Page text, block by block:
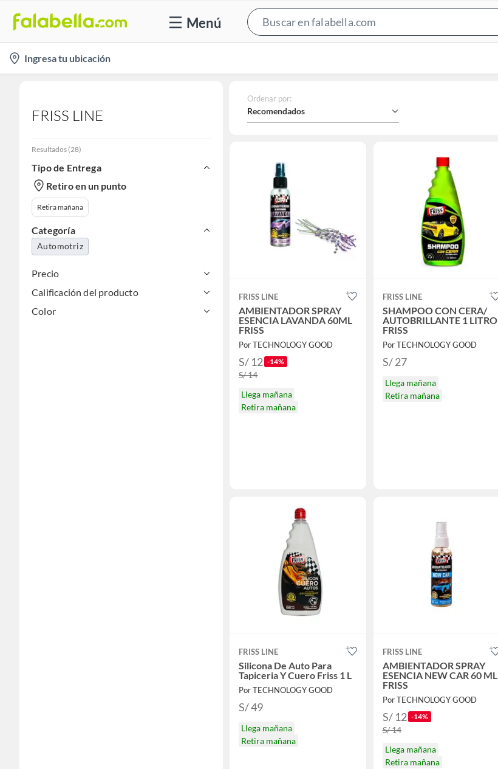
Menú
Bar
location-
icon
Ingresa tu ubicación
FRISS LINE
Resultados (28)
Tipo de Entrega
Retiro en un punto
Retira mañana
Categoría
Automotriz
Precio
Calificación del producto
Color
Ordenar por:
Recomendados
FRISS LINE
AMBIENTADOR SPRAY
ESENCIA LAVANDA 60ML
FRISS
Por TECHNOLOGY GOOD
S/ 12 -14%
S/ 14
Llega mañana
Retira mañana
FRISS LINE
SHAMPOO CON CERA/
AUTOBRILLANTE 1 LITRO
FRISS
Por TECHNOLOGY GOOD
S/ 27
Llega mañana
Retira mañana
FRISS LINE
Silicona De Auto Para
Tapiceria Y Cuero Friss 1 L
Por TECHNOLOGY GOOD
S/ 49
Llega mañana
Retira mañana
FRISS LINE
AMBIENTADOR SPRAY
ESENCIA NEW CAR 60 ML
FRISS
Por TECHNOLOGY GOOD
S/ 12 -14%
S/ 14
Llega mañana
Retira mañana